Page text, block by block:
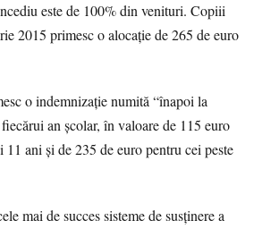
este de 100% din venituri. Copiii
2015 primesc o alocaţie de 265 de euro
o indemnizaţie numită “înapoi la
an şcolar, în valoare de 115 euro
ani şi de 235 de euro pentru cei peste
mai de succes sisteme de susţinere a